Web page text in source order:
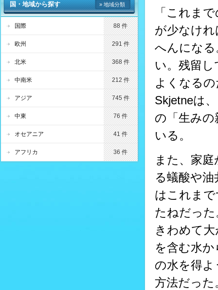
「これま
が少なけ
へんにな
い。残留
よくなる
Skjetneは
の「生みの
いる。
また、家
る蟻酸や
はこれま
たねだっ
きわめて
を含む水
の水を得
方法だった
国・地域から探す » 地域分類
国際 88 件
欧州 291 件
北米 368 件
中南米 212 件
アジア 745 件
中東 76 件
オセアニア 41 件
アフリカ 36 件